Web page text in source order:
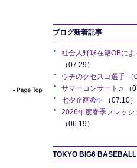
ブログ新着記事
社会人野球在籍OBに
（07.29）
ウチのクセスゴ選手 （
サマーコンサート♫ （
七夕企画🎋✨ （07.10）
2026年度春季フレッシ
（06.19）
TOKYO BIG6